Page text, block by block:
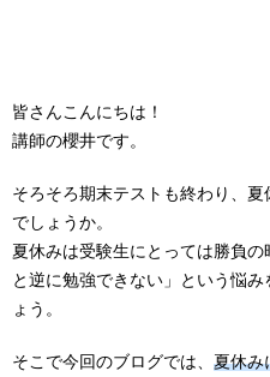
皆さんこんにちは！
講師の櫻井です。
そろそろ期末テストも終わり、
でしょうか。
夏休みは受験生にとっては勝負
と逆に勉強できない」という悩
ょう。
そこで今回のブログでは、 夏休み